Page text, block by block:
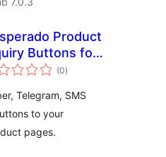
Product
Buttons for
(0puntuacions
totals
)
Telegram, SMS
to your
pages.